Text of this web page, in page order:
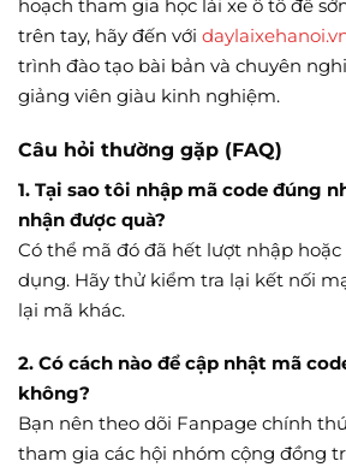
hoạch tham gia học lái xe ô tô để
trên tay, hãy đến với
trình đào tạo bài bản và chuyên
giảng viên giàu kinh nghiệm.
Câu hỏi thường gặp (FAQ)
1. Tại sao tôi nhập mã code đúng
nhận được quà?
Có thể mã đó đã hết lượt nhập
dụng. Hãy thử kiểm tra lại kết nối
lại mã khác.
2. Có cách nào để cập nhật mã
không?
Bạn nên theo dõi Fanpage chính
tham gia các hội nhóm cộng đồng